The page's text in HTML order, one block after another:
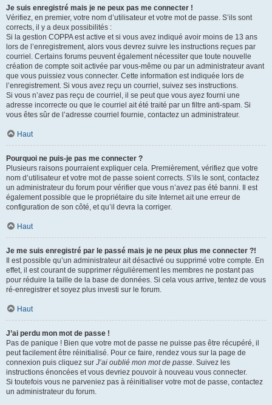
Je suis enregistré mais je ne peux pas me connecter !
Vérifiez, en premier, votre nom d’utilisateur et votre mot de passe. S’ils sont
corrects, il y a deux possibilités :
Si la gestion COPPA est active et si vous avez indiqué avoir moins de 13 ans
lors de l’enregistrement, alors vous devrez suivre les instructions reçues par
courriel. Certains forums peuvent également nécessiter que toute nouvelle
création de compte soit activée par vous-même ou par un administrateur avant
que vous puissiez vous connecter. Cette information est indiquée lors de
l’enregistrement. Si vous avez reçu un courriel, suivez ses instructions.
Si vous n’avez pas reçu de courriel, il se peut que vous ayez fourni une
adresse incorrecte ou que le courriel ait été traité par un filtre anti-spam. Si
vous êtes sûr de l’adresse courriel fournie, contactez un administrateur.
Haut
Pourquoi ne puis-je pas me connecter ?
Plusieurs raisons pourraient expliquer cela. Premièrement, vérifiez que votre
nom d’utilisateur et votre mot de passe soient corrects. S’ils le sont, contactez
un administrateur du forum pour vérifier que vous n’avez pas été banni. Il est
également possible que le propriétaire du site Internet ait une erreur de
configuration de son côté, et qu’il devra la corriger.
Haut
Je me suis enregistré par le passé mais je ne peux plus me connecter ?!
Il est possible qu’un administrateur ait désactivé ou supprimé votre compte. En
effet, il est courant de supprimer régulièrement les membres ne postant pas
pour réduire la taille de la base de données. Si cela vous arrive, tentez de vous
ré-enregistrer et soyez plus investi sur le forum.
Haut
J’ai perdu mon mot de passe !
Pas de panique ! Bien que votre mot de passe ne puisse pas être récupéré, il
peut facilement être réinitialisé. Pour ce faire, rendez vous sur la page de
connexion puis cliquez sur J’ai oublié mon mot de passe. Suivez les
instructions énoncées et vous devriez pouvoir à nouveau vous connecter.
Si toutefois vous ne parveniez pas à réinitialiser votre mot de passe, contactez
un administrateur du forum.